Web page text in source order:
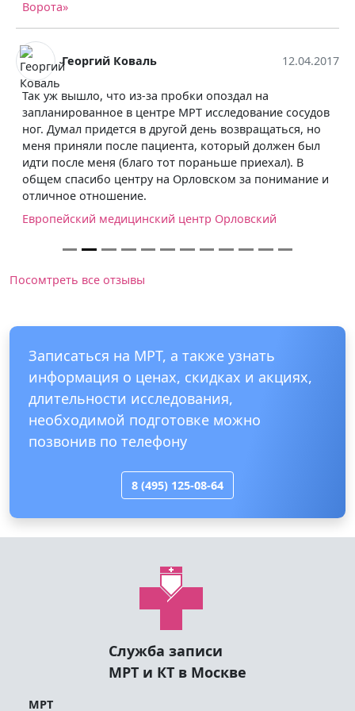
Ворота»
Георгий Коваль 12.04.2017
Так уж вышло, что из-за пробки опоздал на
запланированное в центре МРТ исследование сосудов
ног. Думал придется в другой день возвращаться, но
меня приняли после пациента, который должен был
идти после меня (благо тот пораньше приехал). В
общем спасибо центру на Орловском за понимание и
отличное отношение.
Европейский медицинский центр Орловский
Посомтреть все отзывы
Записаться на МРТ, а также узнать
информация о ценах, скидках и акциях,
длительности исследования,
необходимой подготовке можно
позвонив по телефону
8 (495) 125-08-64
Служба записи
МРТ и КТ в Москве
МРТ